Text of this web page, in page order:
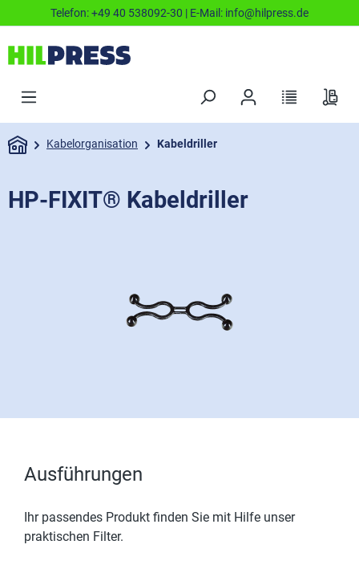
Telefon:+49 40 538092-30 | E-Mail: info@hilpress.de
Kabelorganisation Kabeldriller
HP-FIXIT® Kabeldriller
Ausführungen
Ihr passendes Produkt finden Sie mit Hilfe unser
praktischen Filter.